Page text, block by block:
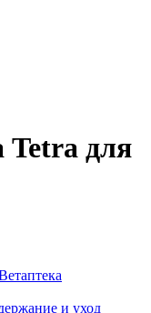
Tetra для
и уход